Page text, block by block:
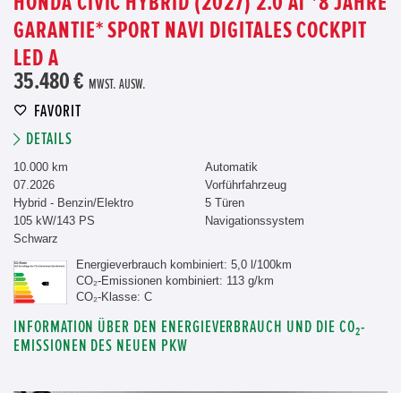
GARANTIE* SPORT NAVI DIGITALES COCKPIT
LED A
35.480 € MWST. AUSW.
FAVORIT
DETAILS
10.000 km
07.2026
Hybrid - Benzin/Elektro
105 kW/143 PS
Schwarz
Automatik
Vorführfahrzeug
5 Türen
Navigationssystem
Energieverbrauch kombiniert: 5,0 l/100km
CO₂-Emissionen kombiniert: 113 g/km
CO₂-Klasse: C
INFORMATION ÜBER DEN ENERGIEVERBRAUCH UND DIE CO₂-
EMISSIONEN DES NEUEN PKW